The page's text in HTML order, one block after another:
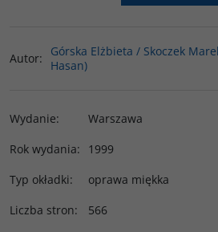
Autor:
Górska Elżbieta / Skoczek
Hasan)
Wydanie:
Warszawa
Rok wydania:
1999
Typ okładki:
oprawa miękka
Liczba stron:
566